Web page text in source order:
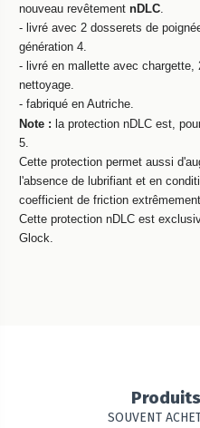
nouveau revêtement nDLC
- livré avec 2 dosserets de
génération 4.
- livré en mallette avec
nettoyage.
- fabriqué en Autriche.
Note : la protection nDLC est,
5.
Cette protection permet aussi
l'absence de lubrifiant et en
coefficient de friction
Cette protection nDLC est
Glock.
SOUVENT